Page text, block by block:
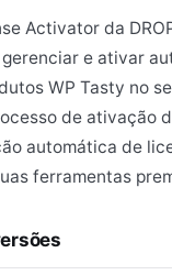
Activator da
e ativar
WP Tasty no
de ativação
automática de
ferramentas